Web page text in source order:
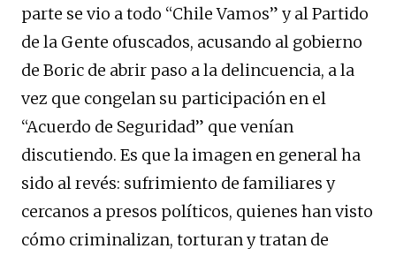
parte se vio a todo “Chile Vamos” y al Partido
de la Gente ofuscados, acusando al gobierno
de Boric de abrir paso a la delincuencia, a la
vez que congelan su participación en el
“Acuerdo de Seguridad” que venían
discutiendo. Es que la imagen en general ha
sido al revés: sufrimiento de familiares y
cercanos a presos políticos, quienes han visto
cómo criminalizan, torturan y tratan de